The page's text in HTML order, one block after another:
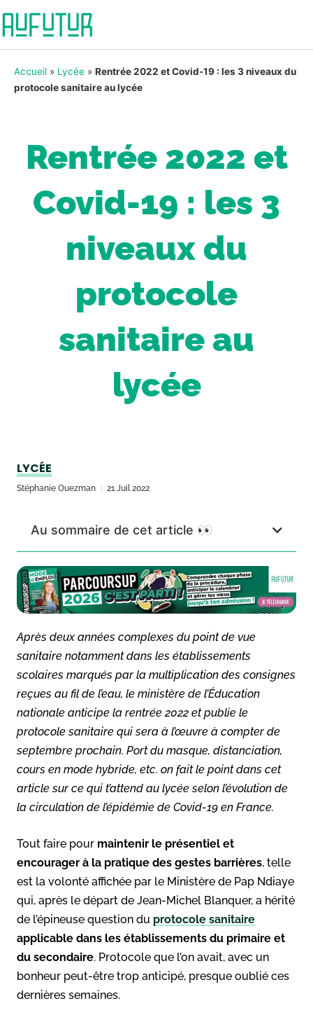
Accueil » Lycée » Rentrée 2022 et Covid-19 : les 3 niveaux du
protocole sanitaire au lycée
Rentrée 2022 et
Covid-19 : les 3
niveaux du
protocole
sanitaire au
lycée
LYCÉE
Stéphanie Ouezman 21 Juil 2022
Au sommaire de cet article 👀
Après deux années complexes du point de vue
sanitaire notamment dans les établissements
scolaires marqués par la multiplication des consignes
reçues au fil de l’eau, le ministère de l’Éducation
nationale anticipe la rentrée 2022 et publie le
protocole sanitaire qui sera à l’œuvre à compter de
septembre prochain. Port du masque, distanciation,
cours en mode hybride, etc. on fait le point dans cet
article sur ce qui t’attend au lycée selon l’évolution de
la circulation de l’épidémie de Covid-19 en France.
Tout faire pour maintenir le présentiel et
encourager à la pratique des gestes barrières, telle
est la volonté affichée par le Ministère de Pap Ndiaye
qui, après le départ de Jean-Michel Blanquer, a hérité
de l’épineuse question du protocole sanitaire
applicable dans les établissements du primaire et
du secondaire. Protocole que l’on avait, avec un
bonheur peut-être trop anticipé, presque oublié ces
dernières semaines.